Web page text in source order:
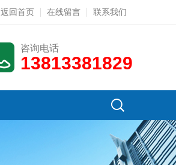
返回首页 在线留言 联系我们
咨询电话
13813381829